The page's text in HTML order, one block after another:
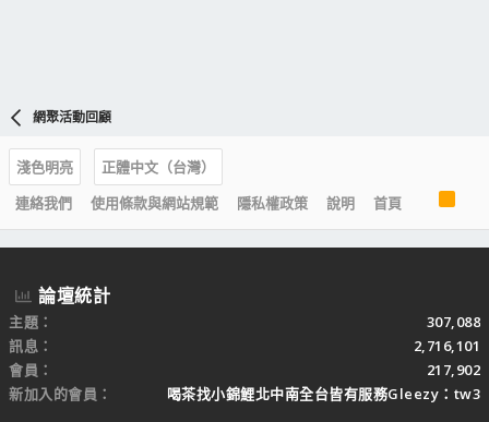
網聚活動回顧
淺色明亮
正體中文（台灣）
連絡我們
使用條款與網站規範 隱私權政策 說明 首頁
S
論壇統計
主題
307,088
訊息
2,716,101
會員
217,902
新加入的會員
喝茶找小錦鯉北中南全台皆有服務Gleezy：tw3